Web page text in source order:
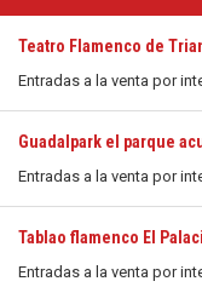
Teatro Flamenco de
Entradas a la venta por
Guadalpark el parque
Entradas a la venta por
Tablao flamenco El
Entradas a la venta por